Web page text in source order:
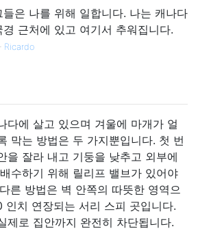
들은 나를 위해 일합니다. 나는 캐나다
경 근처에 있고 여기서 추워집니다.
Ricardo
다에 살고 있으며 겨울에 마개가 얼
막는 방법은 두 가지뿐입니다. 첫 번
을 잘라 내고 기둥을 낮추고 외부에
수하기 위해 릴리프 밸브가 있어야
른 방법은 벽 안쪽의 따뜻한 영역으
인치 연장되는 서리 스피 곳입니다.
제로 집안까지 완전히 차단됩니다.